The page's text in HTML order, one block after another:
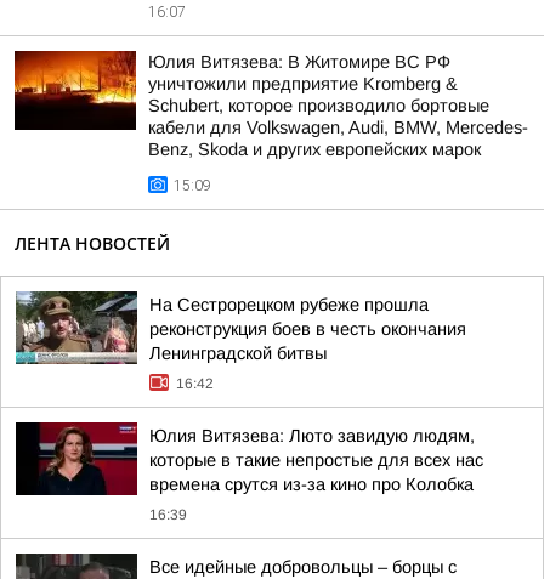
16:07
Юлия Витязева: В Житомире ВС РФ
уничтожили предприятие Kromberg &
Schubert, которое производило бортовые
кабели для Volkswagen, Audi, BMW, Mercedes-
Benz, Skoda и других европейских марок
15:09
ЛЕНТА НОВОСТЕЙ
На Сестрорецком рубеже прошла
реконструкция боев в честь окончания
Ленинградской битвы
16:42
Юлия Витязева: Люто завидую людям,
которые в такие непростые для всех нас
времена срутся из-за кино про Колобка
16:39
Все идейные добровольцы – борцы с